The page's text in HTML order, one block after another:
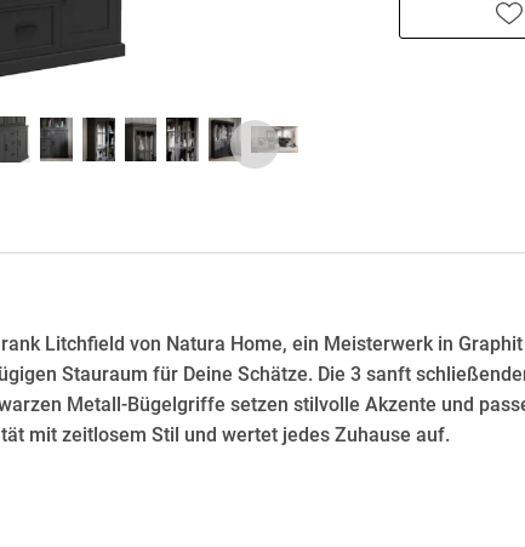
Litchfield von Natura Home, ein Meisterwerk in
Stauraum für Deine Schätze. Die 3 sanft
Metall-Bügelgriffe setzen stilvolle Akzente und
mit zeitlosem Stil und wertet jedes Zuhause auf.